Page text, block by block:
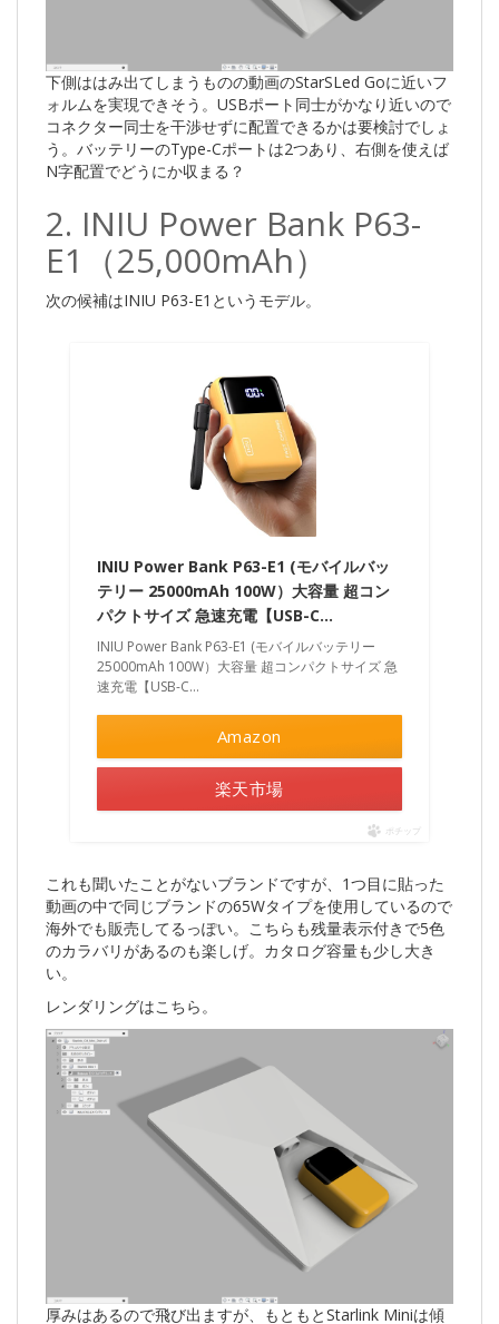
下側ははみ出てしまうものの動画のStarSLed Goに近いフ
ォルムを実現できそう。USBポート同士がかなり近いので
コネクター同士を干渉せずに配置できるかは要検討でしょ
う。バッテリーのType-Cポートは2つあり、右側を使えば
N字配置でどうにか収まる？
2. INIU Power Bank P63-
E1（25,000mAh）
次の候補はINIU P63-E1というモデル。
INIU Power Bank P63-E1 (モバイルバッ
テリー 25000mAh 100W）大容量 超コン
パクトサイズ 急速充電【USB-C…
INIU Power Bank P63-E1 (モバイルバッテリー
25000mAh 100W）大容量 超コンパクトサイズ 急
速充電【USB-C…
Amazon
楽天市場
ポチップ
これも聞いたことがないブランドですが、1つ目に貼った
動画の中で同じブランドの65Wタイプを使用しているので
海外でも販売してるっぽい。こちらも残量表示付きで5色
のカラバリがあるのも楽しげ。カタログ容量も少し大き
い。
レンダリングはこちら。
厚みはあるので飛び出ますが、もともとStarlink Miniは傾